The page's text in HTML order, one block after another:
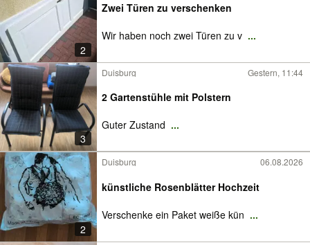
2
Zwei Türen zu verschenken
Wir haben noch zwei Türen zu v ...
3
Duisburg Gestern, 11:44
2 Gartenstühle mit Polstern
Guter Zustand ...
2
Duisburg 06.08.2026
künstliche Rosenblätter Hochzeit
Verschenke ein Paket weiße kün ...